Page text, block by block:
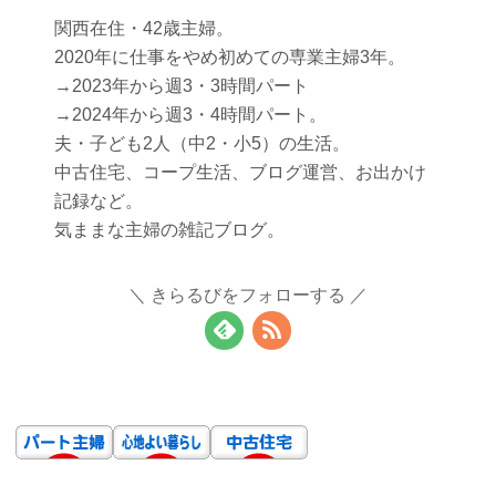
関西在住・42歳主婦。
2020年に仕事をやめ初めての専業主婦3年。
→2023年から週3・3時間パート
→2024年から週3・4時間パート。
夫・子ども2人（中2・小5）の生活。
中古住宅、コープ生活、ブログ運営、お出かけ
記録など。
気ままな主婦の雑記ブログ。
きらるびをフォローする